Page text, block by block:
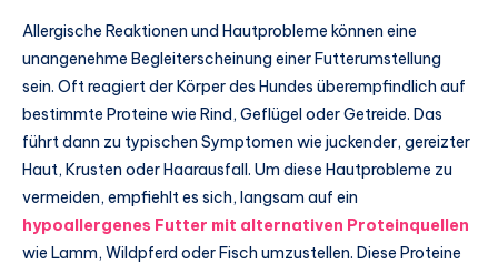
Allergische Reaktionen und Hautprobleme können eine
unangenehme Begleiterscheinung einer Futterumstellung
sein. Oft reagiert der Körper des Hundes überempfindlich auf
bestimmte Proteine wie Rind, Geflügel oder Getreide. Das
führt dann zu typischen Symptomen wie juckender, gereizter
Haut, Krusten oder Haarausfall. Um diese Hautprobleme zu
vermeiden, empfiehlt es sich, langsam auf ein
hypoallergenes Futter mit alternativen Proteinquellen
wie Lamm, Wildpferd oder Fisch umzustellen. Diese Proteine